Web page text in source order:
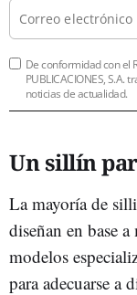
De conformidad con el
PUBLICACIONES,
noticias de actualidad.
Un sillín
La mayoría de
diseñan en base
modelos
para adecuarse a